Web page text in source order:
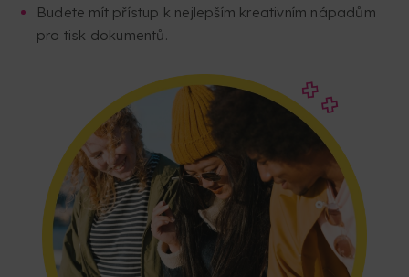
Budete mít přístup k nejlepším kreativním nápadům
pro tisk dokumentů.